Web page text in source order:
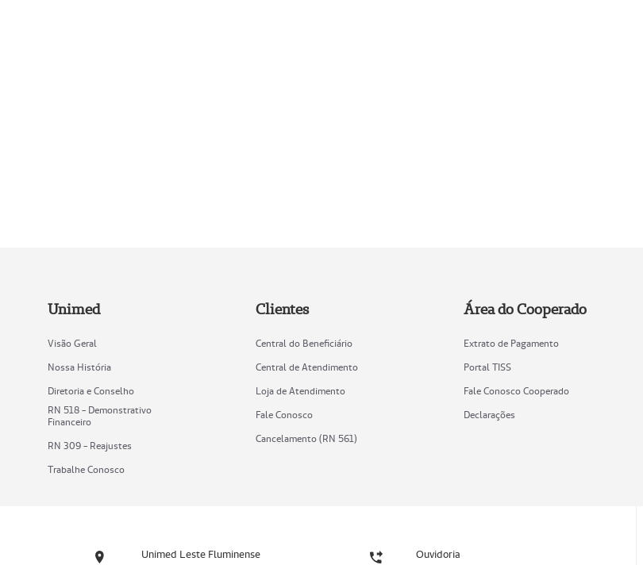
Unimed
Visão Geral
Nossa História
Diretoria e Conselho
RN 518 - Demonstrativo
Financeiro
RN 309 - Reajustes
Trabalhe Conosco
Clientes
Central do Beneficiário
Central de Atendimento
Loja de Atendimento
Fale Conosco
Cancelamento (RN 561)
Área do Cooperado
Extrato de Pagamento
Portal TISS
Fale Conosco Cooperado
Declarações
Unimed Leste Fluminense Ouvidoria